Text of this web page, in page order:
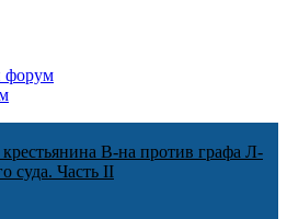
форум
крестьянина В-на против графа Л-
суда. Часть II